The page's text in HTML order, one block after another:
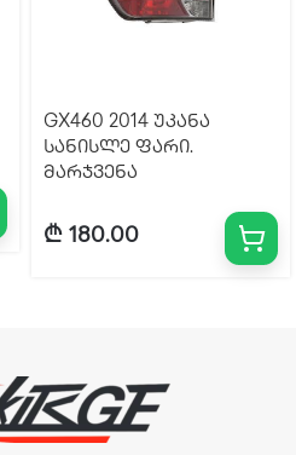
GX460 2014 უკანა
სანისლე ფარი.
მარჯვენა
₾ 180.00